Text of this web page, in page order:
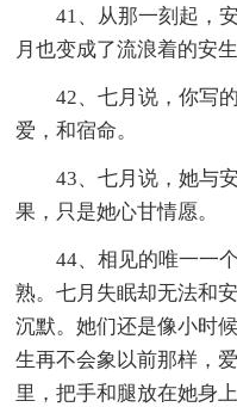
41、从那一刻起，
月也变成了流浪着的安生
42、七月说，你写
爱，和宿命。
43、七月说，她与
果，只是她心甘情愿。
44、相见的唯一一
熟。七月失眠却无法和
沉默。她们还是像小时
生再不会象以前那样，
里，把手和腿放在她身上